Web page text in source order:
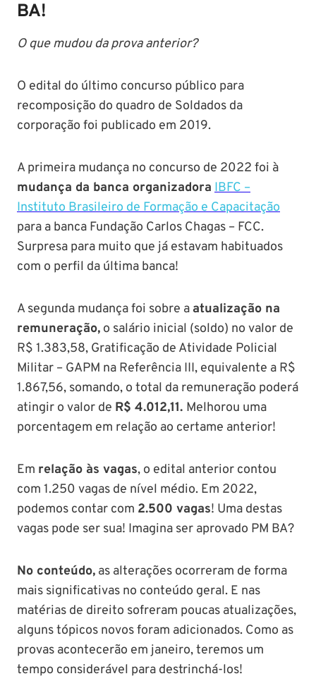
BA!
O que mudou da prova anterior?
O edital do último concurso público para
recomposição do quadro de Soldados da
corporação foi publicado em 2019.
A primeira mudança no concurso de 2022 foi à
mudança da banca organizadora IBFC –
Instituto Brasileiro de Formação e Capacitação
para a banca Fundação Carlos Chagas – FCC.
Surpresa para muito que já estavam habituados
com o perfil da última banca!
A segunda mudança foi sobre a atualização na
remuneração, o salário inicial (soldo) no valor de
R$ 1.383,58, Gratificação de Atividade Policial
Militar – GAPM na Referência III, equivalente a R$
1.867,56, somando, o total da remuneração poderá
atingir o valor de R$ 4.012,11. Melhorou uma
porcentagem em relação ao certame anterior!
Em relação às vagas, o edital anterior contou
com 1.250 vagas de nível médio. Em 2022,
podemos contar com 2.500 vagas! Uma destas
vagas pode ser sua! Imagina ser aprovado PM BA?
No conteúdo, as alterações ocorreram de forma
mais significativas no conteúdo geral. E nas
matérias de direito sofreram poucas atualizações,
alguns tópicos novos foram adicionados. Como as
provas acontecerão em janeiro, teremos um
tempo considerável para destrinchá-los!